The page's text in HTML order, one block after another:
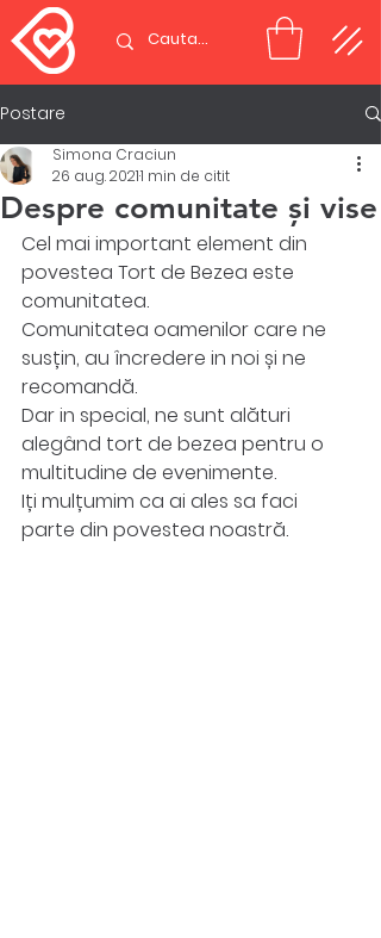
Postare
Despre comunitate și vise
Simona Craciun
26 aug. 20211 min de citit
Cel mai important element din
povestea Tort de Bezea este
comunitatea.
Comunitatea oamenilor care ne
susțin, au încredere in noi și ne
recomandă.
Dar in special, ne sunt alături
alegând tort de bezea pentru o
multitudine de evenimente.
Iți mulțumim ca ai ales sa faci
parte din povestea noastră.